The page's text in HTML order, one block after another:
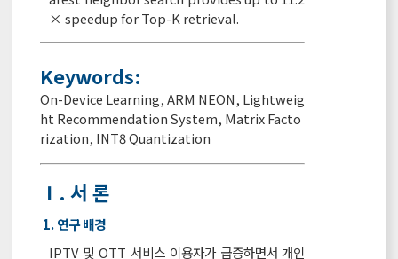
× speedup for Top-K retrieval.
Keywords:
On-Device Learning,ARM NEON, Lightweig
ht Recommendation System, Matrix Facto
rization, INT8 Quantization
Ⅰ. 서 론
1. 연구 배경
IPTV 및 OTT 서비스 이용자가 급증하면서 개인